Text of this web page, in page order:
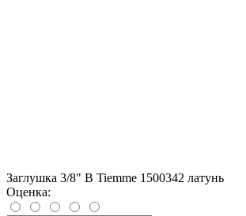
Заглушка 3/8" В Tiemme 1500342 латунь
Оценка: